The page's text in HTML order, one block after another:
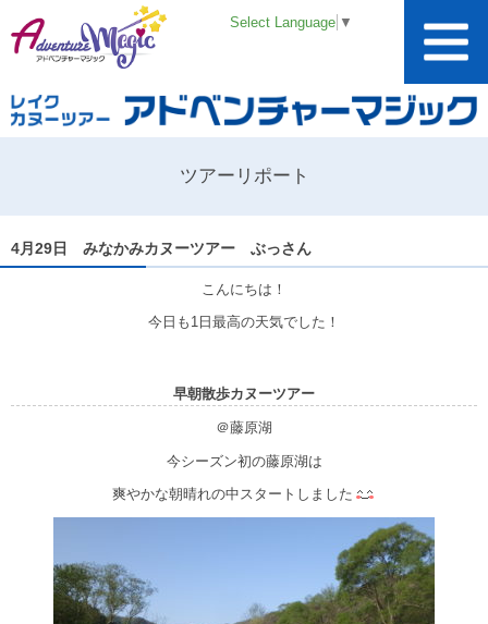
Select Language ▼
ツアーリポート
4月29日 みなかみカヌーツアー ぶっさん
こんにちは！
今日も1日最高の天気でした！
早朝散歩カヌーツアー
＠藤原湖
今シーズン初の藤原湖は
爽やかな朝晴れの中スタートしました